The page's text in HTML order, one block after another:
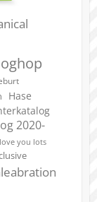
Hase
2020-
love you lots